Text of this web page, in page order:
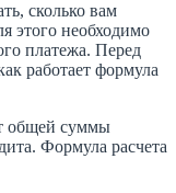
сколько вам
этого необходимо
платежа. Перед
работает формула
общей суммы
Формула расчета